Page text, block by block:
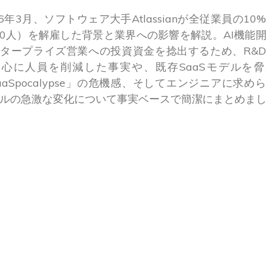
年3月、ソフトウェア大手Atlassianが全従業員の
人）を解雇した背景と業界への影響を解説。AI機能
ープライズ営業への投資資金を捻出するため、
に人員を削減した事実や、既存SaaSモデルを
」の危機感、そしてエンジニアに求め
の急激な変化について事実ベースで簡潔にまとめま